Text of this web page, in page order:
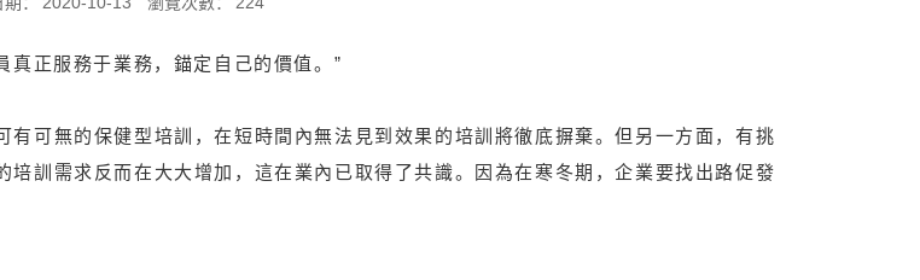
真正服務于業務，錨定自己的價值。”
可無的保健型培訓，在短時間內無法見到效果的培訓將徹底摒棄。但另一方面，有挑
訓需求反而在大大增加，這在業內已取得了共識。因為在寒冬期，企業要找出路促發